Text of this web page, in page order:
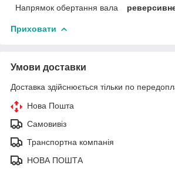
Напрямок обертання вала
Приховати
Умови доставки
Доставка здійснюється тільки по
Нова Пошта
Самовивіз
Транспортна компанія
НОВА ПОШТА